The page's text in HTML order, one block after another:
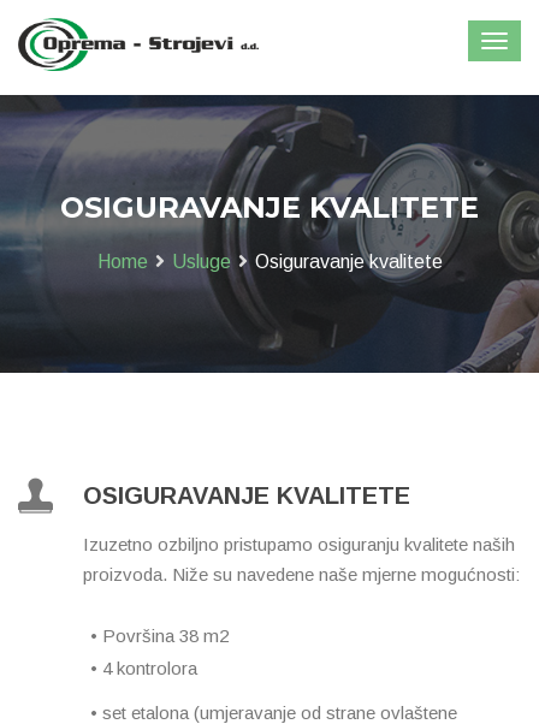
OSIGURAVANJE KVALITETE
Home Usluge Osiguravanje kvalitete
OSIGURAVANJE KVALITETE
Izuzetno ozbiljno pristupamo osiguranju kvalitete naših
proizvoda. Niže su navedene naše mjerne mogućnosti:
• Površina 38 m2
• 4 kontrolora
• set etalona (umjeravanje od strane ovlaštene